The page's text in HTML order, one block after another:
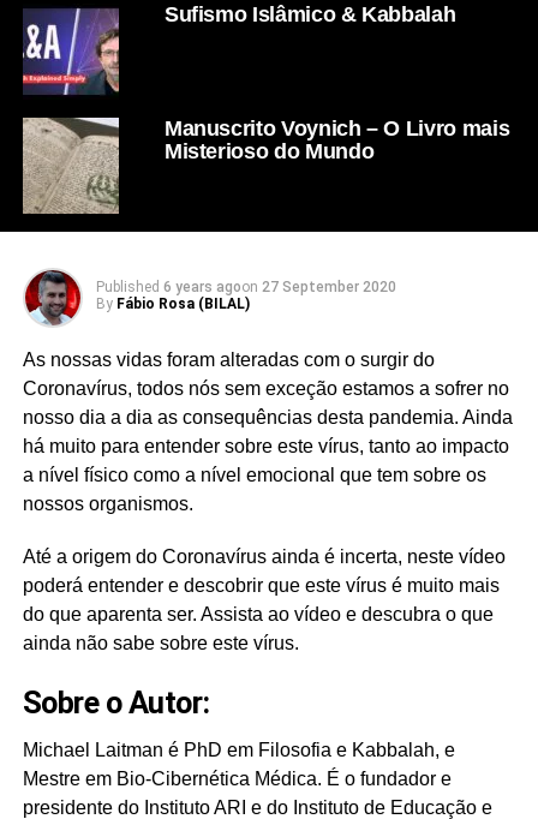
Sufismo Islâmico & Kabbalah
Manuscrito Voynich – O Livro mais
Misterioso do Mundo
Published 6 years agoon 27 September 2020
By Fábio Rosa (BILAL)
As nossas vidas foram alteradas com o surgir do
Coronavírus, todos nós sem exceção estamos a sofrer no
nosso dia a dia as consequências desta pandemia. Ainda
há muito para entender sobre este vírus, tanto ao impacto
a nível físico como a nível emocional que tem sobre os
nossos organismos.
Até a origem do Coronavírus ainda é incerta, neste vídeo
poderá entender e descobrir que este vírus é muito mais
do que aparenta ser. Assista ao vídeo e descubra o que
ainda não sabe sobre este vírus.
Sobre o Autor:
Michael Laitman é PhD em Filosofia e Kabbalah, e
Mestre em Bio-Cibernética Médica. É o fundador e
presidente do Instituto ARI e do Instituto de Educação e